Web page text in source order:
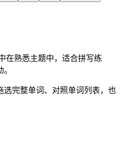
在熟悉主题中，适合拼写练
选完整单词、对照单词列表，也